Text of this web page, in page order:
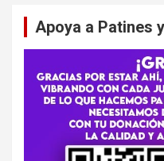
Apoya a Patines